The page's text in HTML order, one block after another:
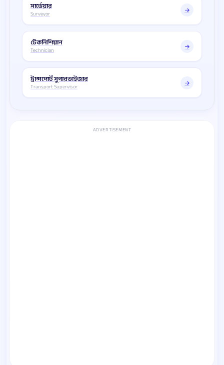
সার্ভেয়ার
Surveyor
টেকনিশিয়ান
Technician
ট্রান্সপোর্ট সুপারভাইজার
Transport Supervisor
ADVERTISEMENT